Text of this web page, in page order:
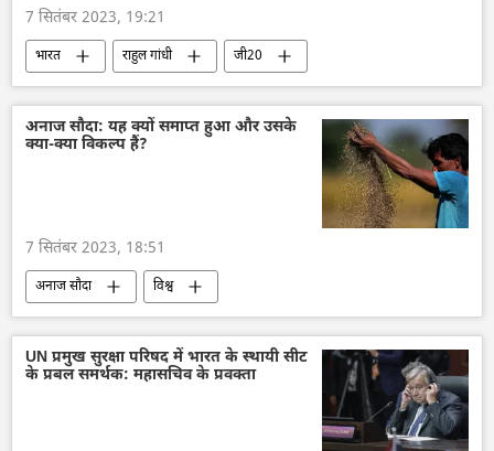
7 सितंबर 2023, 19:21
भारत राहुल गांधी
जी20
विशेषज्ञ
दिल्ली
भारतीय राष्ट्रीय कांग्रेस
कांग्रेस
Sputnik मान्यता
दक्षिण एशिया
नरेन्द्र मोदी
अनाज सौदा: यह क्यों समाप्त हुआ और उसके
क्या-क्या विकल्प हैं?
7 सितंबर 2023, 18:51
अनाज सौदा
विश्व
तोल्याट्टी-ओडेसा अमोनिया पाइपलाइन
रूस
यूक्रेन
यूरोपीय संघ
नाटो
तुर्की
UN प्रमुख सुरक्षा परिषद में भारत के स्थायी सीट
के प्रबल समर्थक: महासचिव के प्रवक्ता